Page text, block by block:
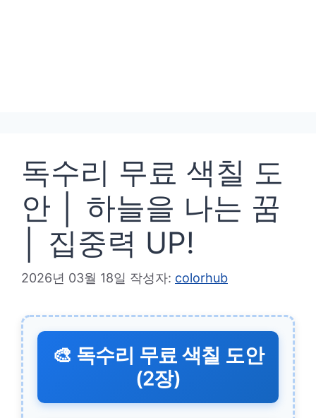
독수리 무료 색칠 도
안 │ 하늘을 나는 꿈
│ 집중력 UP!
2026년 03월 18일 작성자: colorhub
🎨 독수리 무료 색칠 도안
(2장)